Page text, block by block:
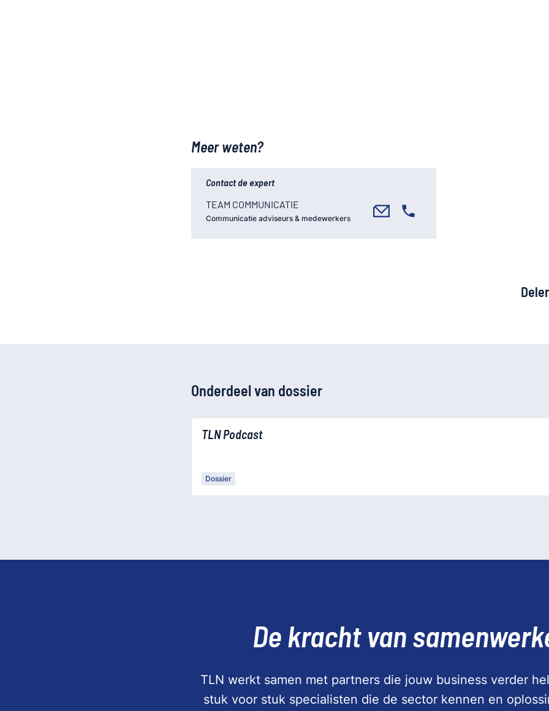
Meer weten?
Contact de expert
TEAM COMMUNICATIE
Communicatie adviseurs & medewerkers
Onderdeel van dossier
TLN Podcast
Dossier
De kracht van
TLN werkt samen met partners die jouw business verder
stuk voor stuk specialisten die de sector kennen en